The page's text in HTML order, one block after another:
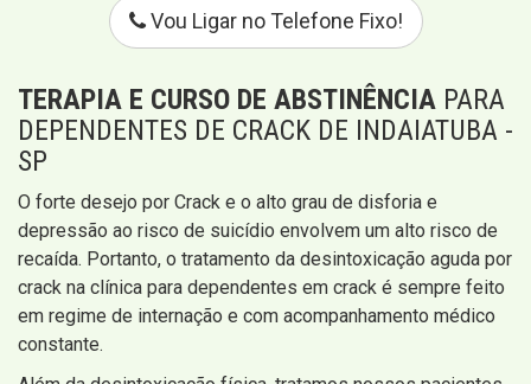
Vou Ligar no Telefone Fixo!
TERAPIA E CURSO DE ABSTINÊNCIA PARA
DEPENDENTES DE CRACK DE INDAIATUBA -
SP
O forte desejo por Crack e o alto grau de disforia e
depressão ao risco de suicídio envolvem um alto risco de
recaída. Portanto, o tratamento da desintoxicação aguda por
crack na clínica para dependentes em crack é sempre feito
em regime de internação e com acompanhamento médico
constante.